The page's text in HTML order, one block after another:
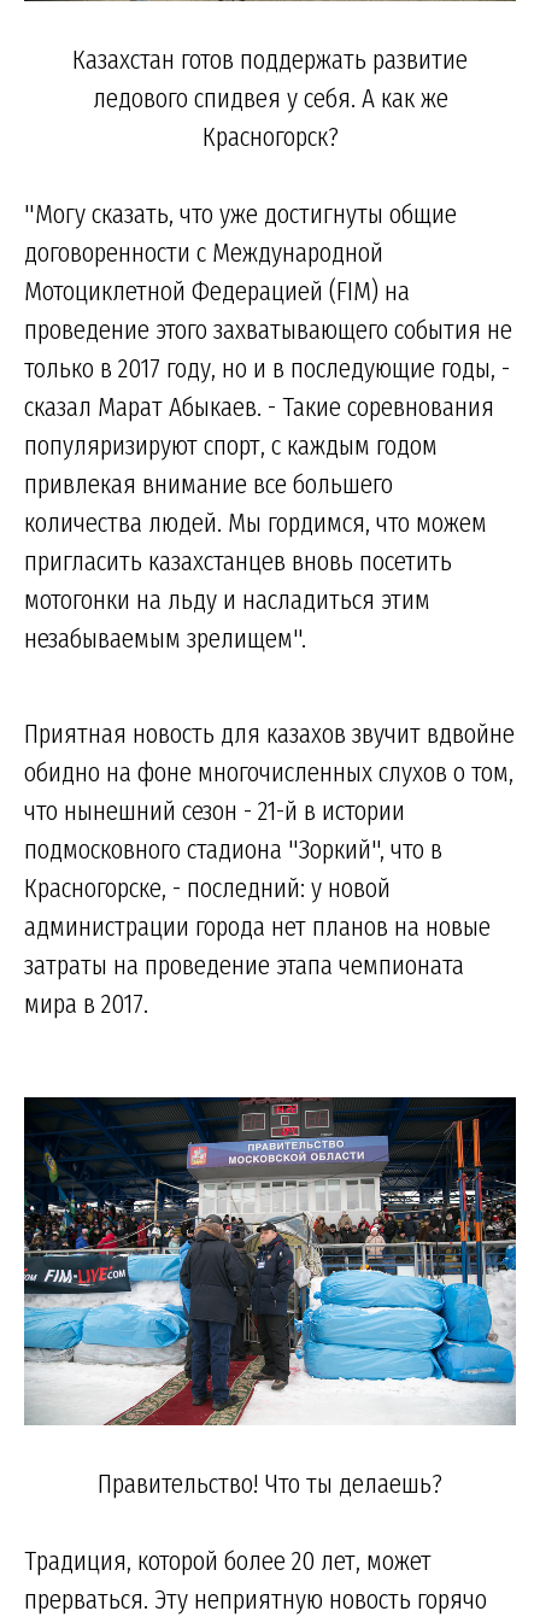
Казахстан готов поддержать развитие
ледового спидвея у себя. А как же
Красногорск?
"Могу сказать, что уже достигнуты общие
договоренности с Международной
Мотоциклетной Федерацией (FIM) на
проведение этого захватывающего события не
только в 2017 году, но и в последующие годы, -
сказал Марат Абыкаев. - Такие соревнования
популяризируют спорт, с каждым годом
привлекая внимание все большего
количества людей. Мы гордимся, что можем
пригласить казахстанцев вновь посетить
мотогонки на льду и насладиться этим
незабываемым зрелищем".
Приятная новость для казахов звучит вдвойне
обидно на фоне многочисленных слухов о том,
что нынешний сезон - 21-й в истории
подмосковного стадиона "Зоркий", что в
Красногорске, - последний: у новой
администрации города нет планов на новые
затраты на проведение этапа чемпионата
мира в 2017.
Правительство! Что ты делаешь?
Традиция, которой более 20 лет, может
прерваться. Эту неприятную новость горячо